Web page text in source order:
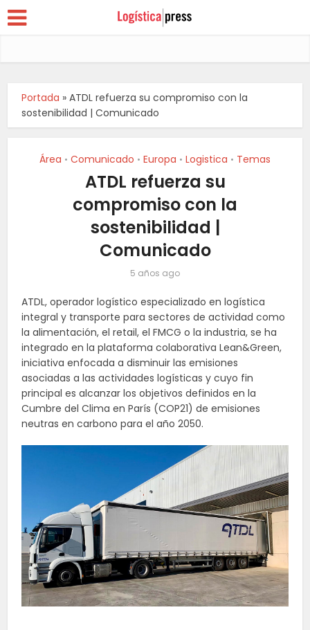
Portada »ATDL refuerza su compromiso con la
sostenibilidad | Comunicado
Área • Comunicado • Europa • Logistica • Temas
ATDL refuerza su
compromiso con la
sostenibilidad |
Comunicado
5 años ago
ATDL, operador logístico especializado en logística
integral y transporte para sectores de actividad como
la alimentación, el retail, el FMCG o la industria, se ha
integrado en la plataforma colaborativa Lean&Green,
iniciativa enfocada a disminuir las emisiones
asociadas a las actividades logísticas y cuyo fin
principal es alcanzar los objetivos definidos en la
Cumbre del Clima en París (COP21) de emisiones
neutras en carbono para el año 2050.